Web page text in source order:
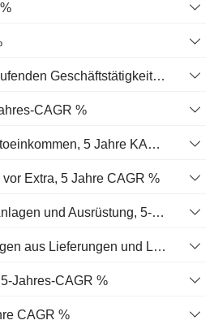
Gewinne aus fortlaufenden Geschäftstätigkeiten, 5-Jahres-CAGR %
CAGR %
Normalisiertes Nettoeinkommen, 5 Jahre KAGR %
Extra, 5 Jahre CAGR %
Nettoimmobilien, Anlagen und Ausrüstung, 5-Jahres-CAGR %
Deutsch: Forderungen aus Lieferungen und Leistungen, 5-Jahres-CAGR %
Jahres-CAGR %
CAGR %